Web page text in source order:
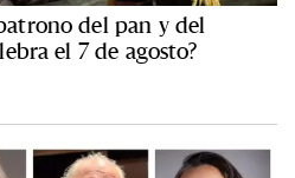
del pan y del
el 7 de agosto?